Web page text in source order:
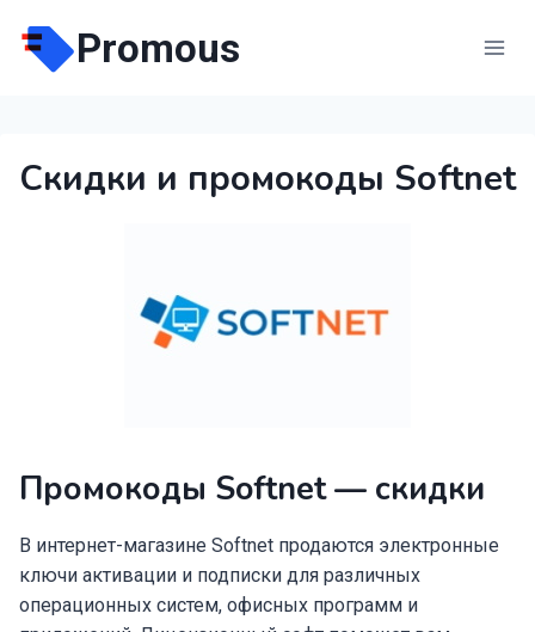
содержимому
Promous
Скидки и промокоды Softnet
Промокоды Softnet — скидки
В интернет-магазине Softnet продаются электронные
ключи активации и подписки для различных
операционных систем, офисных программ и